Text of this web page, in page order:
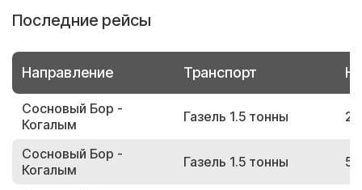
Последние рейсы
Направление Транспорт
Сосновый Бор -
Когалым
Газель 1.5 тонны
Сосновый Бор -
Когалым
Газель 1.5 тонны